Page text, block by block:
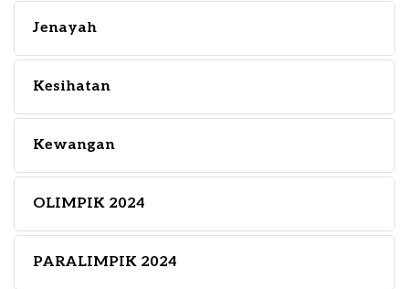
Jenayah
Kesihatan
Kewangan
OLIMPIK 2024
PARALIMPIK 2024